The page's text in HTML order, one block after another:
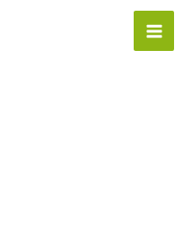
Main